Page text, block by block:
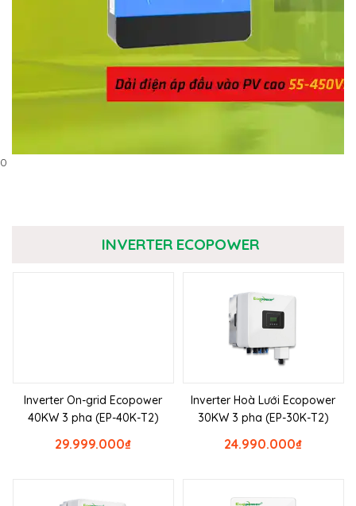
0
INVERTER ECOPOWER
Inverter On-grid Ecopower
40KW 3 pha (EP-40K-T2)
₫
29.999.000
Inverter Hoà Lưới Ecopower
30KW 3 pha (EP-30K-T2)
₫
24.990.000